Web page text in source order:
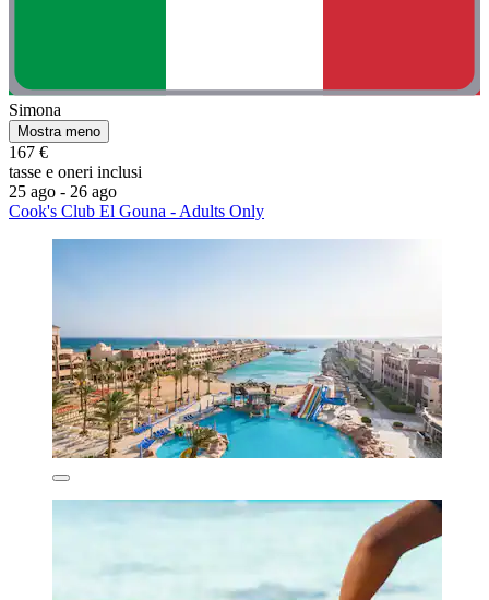
Simona
Mostra meno
167 €
tasse e oneri inclusi
25 ago - 26 ago
Cook's Club El Gouna - Adults Only